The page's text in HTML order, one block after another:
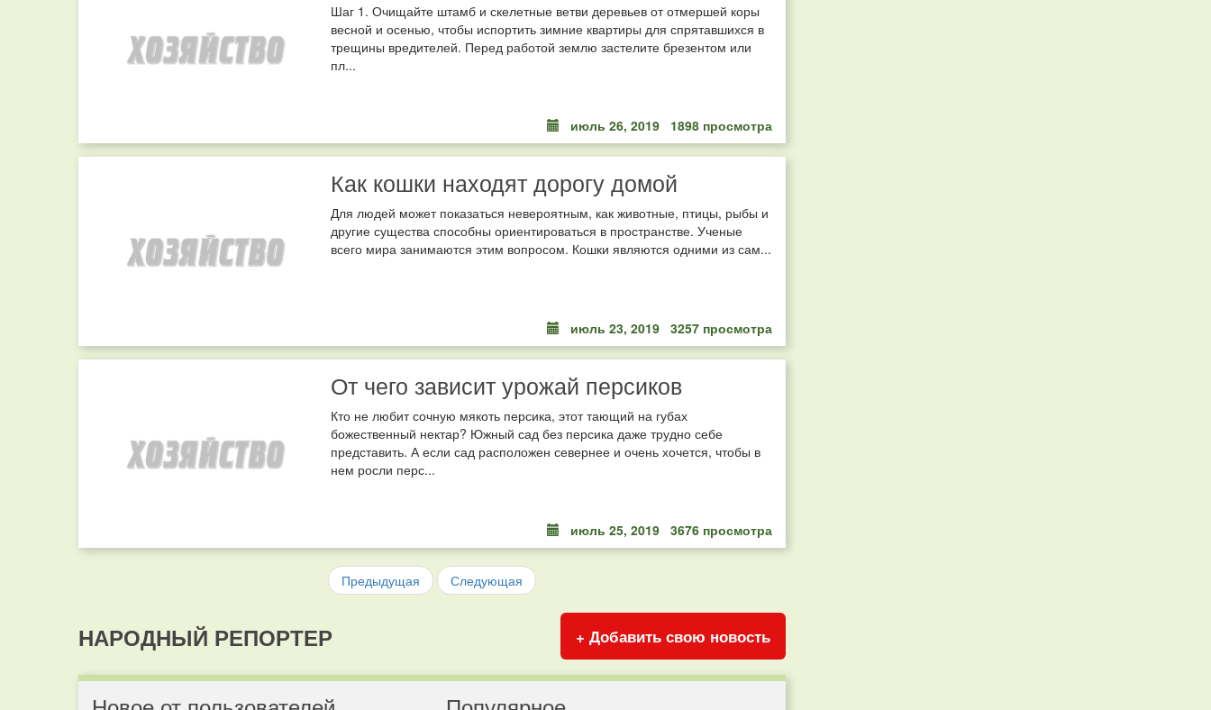
Шаг 1. Очищайте штамб и скелетные ветви деревьев от отмершей коры
весной и осенью, чтобы испортить зимние квартиры для спрятавшихся в
трещины вредителей. Перед работой землю застелите брезентом или
пл...
июль 26, 2019 1898 просмотра
Как кошки находят дорогу домой
Для людей может показаться невероятным, как животные, птицы, рыбы и
другие существа способны ориентироваться в пространстве. Ученые
всего мира занимаются этим вопросом. Кошки являются одними из сам...
июль 23, 2019 3257 просмотра
От чего зависит урожай персиков
Кто не любит сочную мякоть персика, этот тающий на губах
божественный нектар? Южный сад без персика даже трудно себе
представить. А если сад расположен севернее и очень хочется, чтобы в
нем росли перс...
июль 25, 2019 3676 просмотра
Предыдущая Следующая
НАРОДНЫЙ РЕПОРТЕР + Добавить свою новость